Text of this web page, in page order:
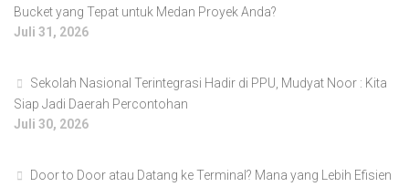
Bucket yang Tepat untuk Medan Proyek Anda?
Juli 31, 2026
Sekolah Nasional Terintegrasi Hadir di PPU, Mudyat Noor : Kita
Siap Jadi Daerah Percontohan
Juli 30, 2026
Door to Door atau Datang ke Terminal? Mana yang Lebih Efisien